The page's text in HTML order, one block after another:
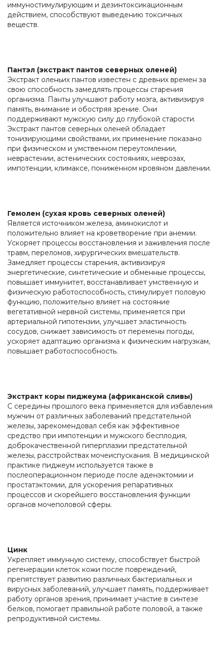
иммуностимулирующим и дезинтоксикационным
действием, способствуют выведению токсичных
веществ.
Пантэл (экстракт пантов северных оленей)
Экстракт оленьих пантов известен с древних времен за
свою способность замедлять процессы старения
организма. Панты улучшают работу мозга, активизируя
память, внимание и обостряя зрение. Они
поддерживают мужскую силу до глубокой старости.
Экстракт пантов северных оленей обладает
тонизирующими свойствами, их применение показано
при физическом и умственном переутомлении,
неврастении, астенических состояниях, неврозах,
импотенции, климаксе, пониженном кровяном давлении.
Гемолен (сухая кровь северных оленей)
Является источником железа, аминокислот и
положительно влияет на кроветворение при анемии.
Ускоряет процессы восстановления и заживления после
травм, переломов, хирургических вмешательств.
Замедляет процессы старения, активизируя
энергетические, синтетические и обменные процессы,
повышает иммунитет, восстанавливает умственную и
физическую работоспособность, стимулирует половую
функцию, положительно влияет на состояние
вегетативной нервной системы, применяется при
артериальной гипотензии, улучшает эластичность
сосудов, снижает зависимость от перемены погоды,
ускоряет адаптацию организма к физическим нагрузкам,
повышает работоспособность.
Экстракт коры пиджеума (африканской сливы)
С середины прошлого века применяется для избавления
мужчин от различных заболеваний предстательной
железы, зарекомендовал себя как эффективное
средство при импотенции и мужского бесплодия,
доброкачественной гиперплазии предстательной
железы, расстройствах мочеиспускания. В медицинской
практике пиджеум используется также в
послеоперационном периоде после аденэктомии и
простатэктомии, для ускорения репаративных
процессов и скорейшего восстановления функции
органов мочеполовой сферы.
Цинк
Укрепляет иммунную систему, способствует быстрой
регенерации клеток кожи после повреждений,
препятствует развитию различных бактериальных и
вирусных заболеваний, улучшает память, поддерживает
работу органов зрения, принимает участие в синтезе
белков, помогает правильной работе половой, а также
репродуктивной системы.